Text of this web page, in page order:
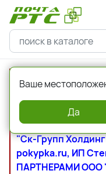
Информируем
mag.ru,
magazine.ru, fm-
"Ск-Групп
pokypka.ru, ИП
ПАРТНЕРАМИ ООО
Ваше
Да